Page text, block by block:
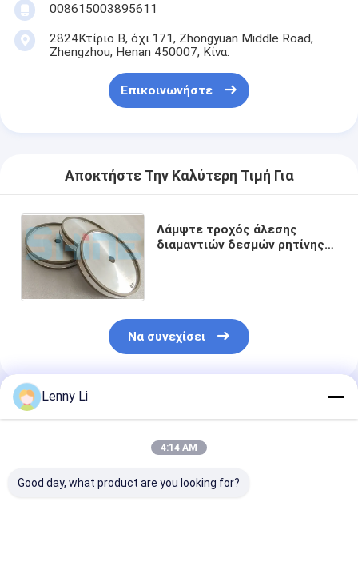
008615003895611
2824Κτίριο Β, όχι.171, Zhongyuan Middle Road,
Zhengzhou, Henan 450007, Κίνα.
Επικοινωνήστε
Αποκτήστε Την Καλύτερη Τιμή Για
Λάμψτε τροχός άλεσης
διαμαντιών δεσμών ρητίνης
Να συνεχίσει
Συνιστώμενα Προϊόντα
Lenny Li
4:14 AM
Good day, what product are you looking for?